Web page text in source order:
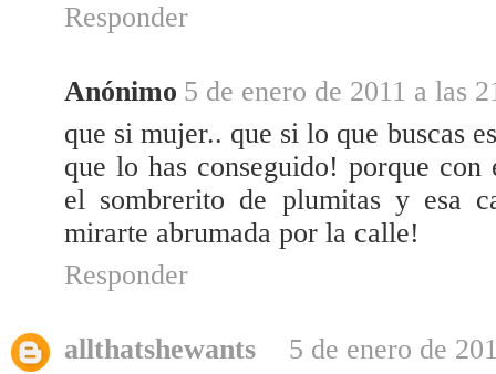
Responder
Anónimo 5 de enero de 2011 a las
que si mujer.. que si lo que buscas
que lo has conseguido! porque
el sombrerito de plumitas y esa
mirarte abrumada por la calle!
Responder
allthatshewants
5 de enero de